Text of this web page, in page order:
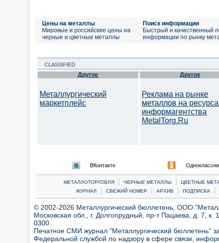
Цены на металлы
Мировые и российские цены на
черные и цветные металлы
Поиск информации
Быстрый и качественный
информации по рынку
CLASSIFIED
Другое
Металлургический
маркетплейс
Другое
Реклама на рынке
металлов на
информагентства
MetalTorg.Ru
ВКонтакте
МЕТАЛЛОТОРГОВЛЯ | ЧЕРНЫЕ МЕТАЛЛЫ |
ЦВЕТНЫЕ
ЖУРНАЛ
| СВЕЖИЙ НОМЕР | АРХИВ | ПОДПИСКА |
© 2002-2026 Металлургический бюллетень, ООО
Московская обл., г. Долгопрудный, пр-т Пацаева, д. 7,
0300
Печатное СМИ журнал "Металлургический бюллетень"
Федеральной службой по надзору в сфере связи,